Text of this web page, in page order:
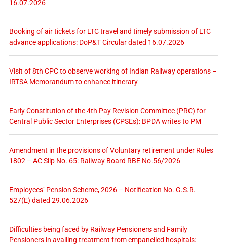
16.07.2026
Booking of air tickets for LTC travel and timely submission of LTC
advance applications: DoP&T Circular dated 16.07.2026
Visit of 8th CPC to observe working of Indian Railway operations –
IRTSA Memorandum to enhance itinerary
Early Constitution of the 4th Pay Revision Committee (PRC) for
Central Public Sector Enterprises (CPSEs): BPDA writes to PM
Amendment in the provisions of Voluntary retirement under Rules
1802 – AC Slip No. 65: Railway Board RBE No.56/2026
Employees’ Pension Scheme, 2026 – Notification No. G.S.R.
527(E) dated 29.06.2026
Difficulties being faced by Railway Pensioners and Family
Pensioners in availing treatment from empanelled hospitals: